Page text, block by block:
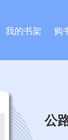
我的书架 购
公